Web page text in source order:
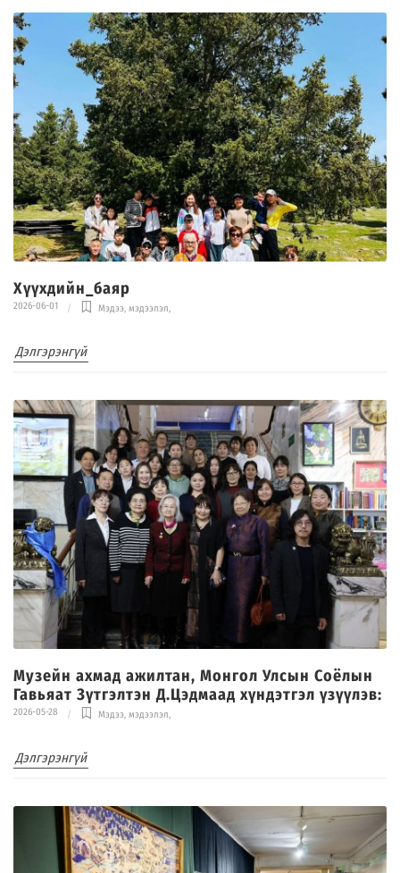
Хүүхдийн_баяр
2026-06-01 Мэдээ, мэдээлэл,
Дэлгэрэнгүй
Музейн ахмад ажилтан, Монгол Улсын Соёлын
Гавьяат Зүтгэлтэн Д.Цэдмаад хүндэтгэл үзүүлэв:
2026-05-28 Мэдээ, мэдээлэл
Дэлгэрэнгүй